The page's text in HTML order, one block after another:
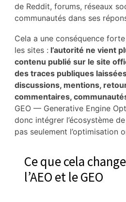
de Reddit, forums, réseaux
communautés dans ses
Cela a une conséquence
les sites : l’autorité ne vient
contenu publié sur le site
des traces publiques
discussions, mentions,
commentaires,
GEO — Generative Engine
donc intégrer l’écosystème
pas seulement l’optimisation
Ce que cela
l’AEO et le GEO